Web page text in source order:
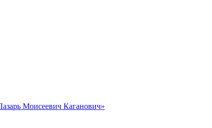
Моисеевич Каганович»